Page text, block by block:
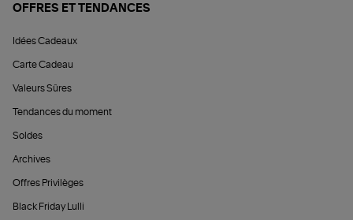
OFFRES ET TENDANCES
Idées Cadeaux
Carte Cadeau
Valeurs Sûres
Tendances du moment
Soldes
Archives
Offres Privilèges
Black Friday Lulli